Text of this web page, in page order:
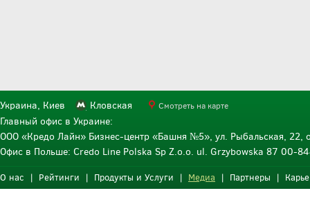
Украина, Киев Кловская Смотреть на карте
Главный офис в Украине:
ООО «Кредо Лайн» Бизнес-центр «Башня №5», ул. Рыбальская, 22,
Офис в Польше: Credo Line Polska Sp Z.o.o. ul. Grzybowska 87 00-
О нас | Рейтинги | Продукты и Услуги | Медиа | Партнеры |